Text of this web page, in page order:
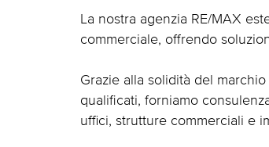
La nostra agenzia RE/MAX
commerciale, offrendo
Grazie alla solidità del
qualificati, forniamo
uffici, strutture commerciali e